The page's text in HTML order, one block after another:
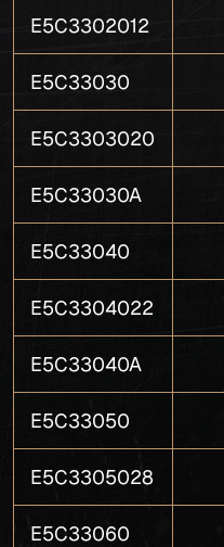
E5C3302012
E5C33030
E5C3303020
E5C33030A
E5C33040
E5C3304022
E5C33040A
E5C33050
E5C3305028
E5C33060